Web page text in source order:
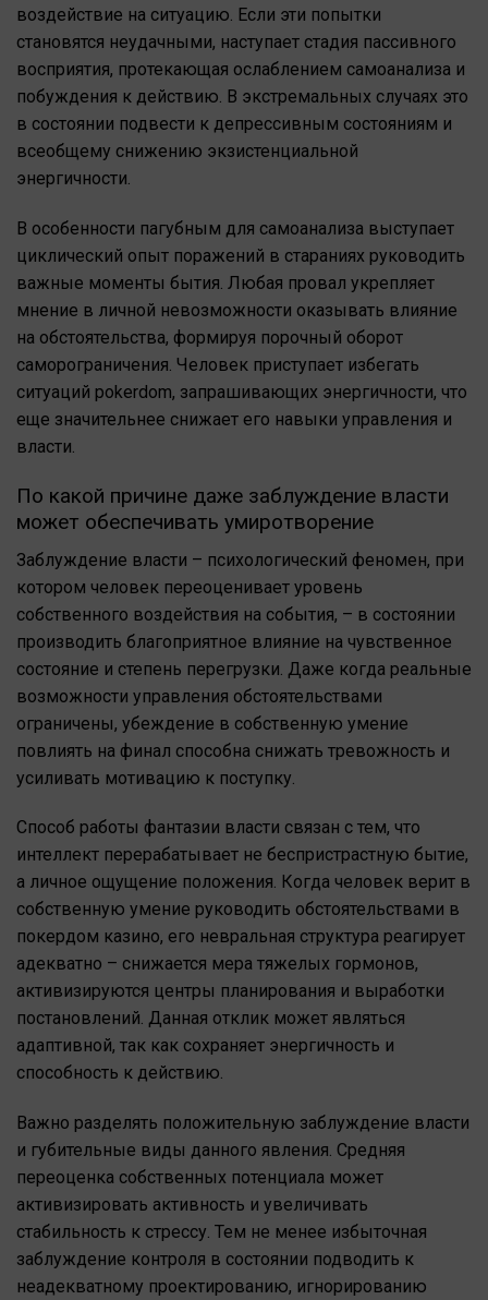
воздействие на ситуацию. Если эти попытки
становятся неудачными, наступает стадия пассивного
восприятия, протекающая ослаблением самоанализа и
побуждения к действию. В экстремальных случаях это
в состоянии подвести к депрессивным состояниям и
всеобщему снижению экзистенциальной
энергичности.
В особенности пагубным для самоанализа выступает
циклический опыт поражений в стараниях руководить
важные моменты бытия. Любая провал укрепляет
мнение в личной невозможности оказывать влияние
на обстоятельства, формируя порочный оборот
саморограничения. Человек приступает избегать
ситуаций pokerdom, запрашивающих энергичности, что
еще значительнее снижает его навыки управления и
власти.
По какой причине даже заблуждение власти
может обеспечивать умиротворение
Заблуждение власти – психологический феномен, при
котором человек переоценивает уровень
собственного воздействия на события, – в состоянии
производить благоприятное влияние на чувственное
состояние и степень перегрузки. Даже когда реальные
возможности управления обстоятельствами
ограничены, убеждение в собственную умение
повлиять на финал способна снижать тревожность и
усиливать мотивацию к поступку.
Способ работы фантазии власти связан с тем, что
интеллект перерабатывает не беспристрастную бытие,
а личное ощущение положения. Когда человек верит в
собственную умение руководить обстоятельствами в
покердом казино, его невральная структура реагирует
адекватно – снижается мера тяжелых гормонов,
активизируются центры планирования и выработки
постановлений. Данная отклик может являться
адаптивной, так как сохраняет энергичность и
способность к действию.
Важно разделять положительную заблуждение власти
и губительные виды данного явления. Средняя
переоценка собственных потенциала может
активизировать активность и увеличивать
стабильность к стрессу. Тем не менее избыточная
заблуждение контроля в состоянии подводить к
неадекватному проектированию, игнорированию